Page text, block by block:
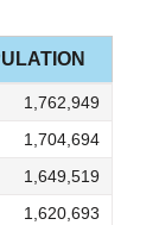
1,762,949
1,704,694
1,649,519
1,620,693